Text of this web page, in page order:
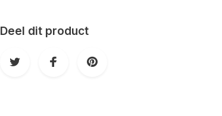
Deel dit product